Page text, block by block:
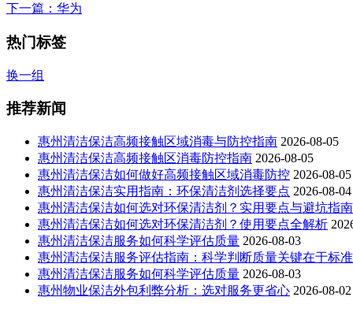
下一篇 ：华为
热门标签
换一组
推荐新闻
惠州清洁保洁高频接触区域消毒与防控指南 2026-08-05
惠州清洁保洁高频接触区消毒防控指南 2026-08-05
惠州清洁保洁如何做好高频接触区域消毒防控 2026-08-05
惠州清洁保洁实用指南：环保清洁剂选择要点 2026-08-04
惠州清洁保洁如何选对环保清洁剂？实用要点与避坑指南
惠州清洁保洁如何选对环保清洁剂？使用要点全解析
惠州清洁保洁服务如何科学评估质量 2026-08-03
惠州清洁保洁服务评估指南：科学判断质量关键在于标准
惠州清洁保洁服务如何科学评估质量 2026-08-03
惠州物业保洁外包利弊分析：选对服务更省心 2026-08-02